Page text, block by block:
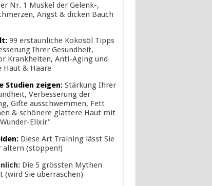
Nr. 1 Muskel der Gelenk-,
Angst & dicken Bauch
99 erstaunliche Kokosöl Tipps
Ihrer Gesundheit,
Krankheiten, Anti-Aging und
Haut & Haare
Studien zeigen: Stärkung Ihrer
Verbesserung der
Gifte ausschwemmen, Fett
& schönere glattere Haut mit
Elixir"
Diese Art Training lässt Sie
altern (stoppen!)
Die 5 grössten Mythen
(wird Sie überraschen)